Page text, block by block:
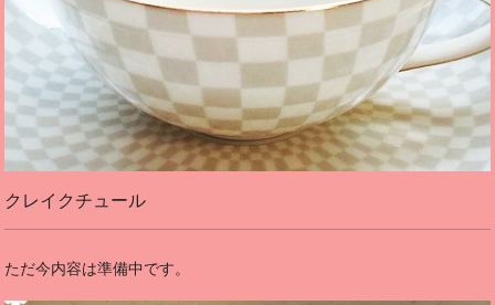
クレイクチュール
ただ今内容は準備中です。